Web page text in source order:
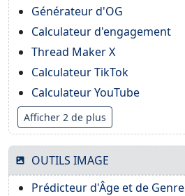
Générateur d'OG
Calculateur d'engagement
Thread Maker X
Calculateur TikTok
Calculateur YouTube
Afficher 2 de plus
OUTILS IMAGE
Prédicteur d'Âge et de Genre